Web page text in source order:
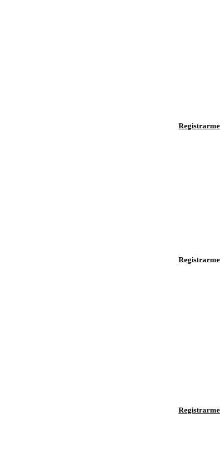
Registrarme
Registrarme
Registrarme